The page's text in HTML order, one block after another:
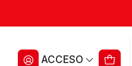
ACCESO
TIN020)